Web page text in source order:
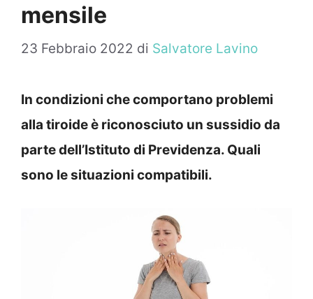
mensile
23 Febbraio 2022 di Salvatore Lavino
In condizioni che comportano problemi
alla tiroide è riconosciuto un sussidio da
parte dell’Istituto di Previdenza. Quali
sono le situazioni compatibili.